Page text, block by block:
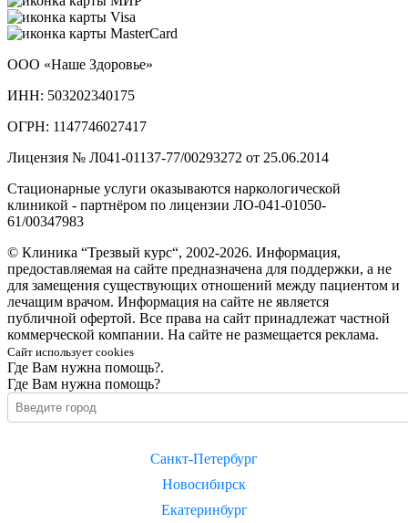
ООО «Наше Здоровье»
ИНН: 503202340175
ОГРН: 1147746027417
Лицензия № Л041-01137-77/00293272 от 25.06.2014
Стационарные услуги оказываются наркологической
клиникой - партнёром по лицензии ЛО-041-01050-
61/00347983
© Клиника “Трезвый курс“, 2002-2026. Информация,
предоставляемая на сайте предназначена для поддержки, а не
для замещения существующих отношений между пациентом и
лечащим врачом. Информация на сайте не является
публичной офертой. Все права на сайт принадлежат частной
коммерческой компании. На сайте не размещается реклама.
Сайт использует cookies
Где Вам нужна помощь?.
Где Вам нужна помощь?
Санкт-Петербург
Новосибирск
Екатеринбург